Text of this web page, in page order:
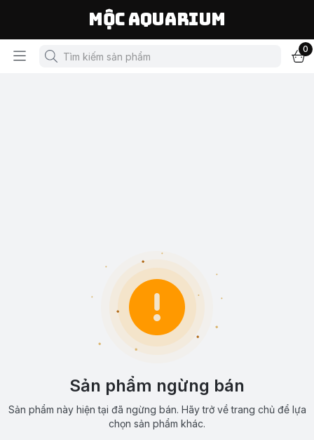
Mộc Aquarium
0
Sản phẩm ngừng bán
Sản phẩm này hiện tại đã ngừng bán. Hãy trở về trang chủ để lựa
chọn sản phẩm khác.